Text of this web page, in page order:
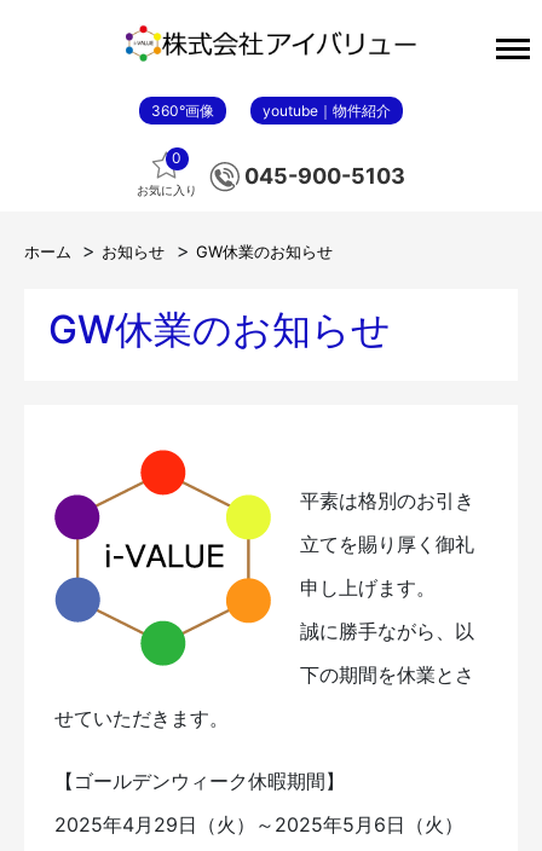
360°画像 youtube｜物件紹介
0
お気に入り
045-900-5103
ホーム お知らせ GW休業のお知らせ
GW休業のお知らせ
平素は格別のお引き
立てを賜り厚く御礼
申し上げます。
誠に勝手ながら、以
下の期間を休業とさ
せていただきます。
【ゴールデンウィーク休暇期間】
2025年4月29日（火）～2025年5月6日（火）